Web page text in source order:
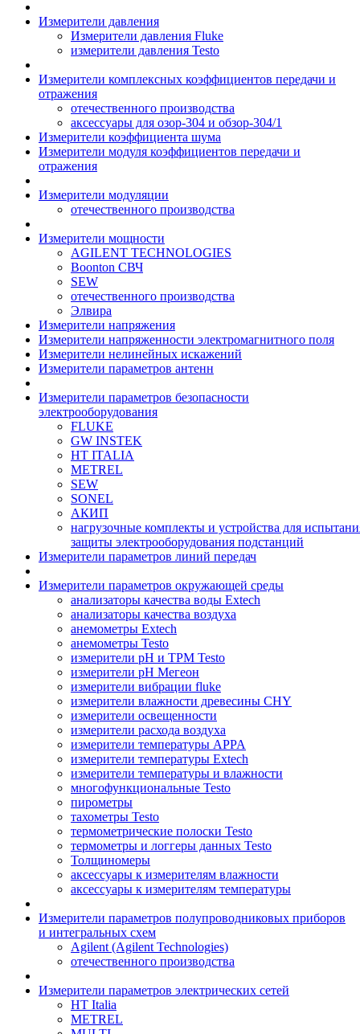
Измерители давления
Измерители давления Fluke
измерители давления Testo
Измерители комплексных коэффициентов передачи и
отражения
отечественного производства
аксессуары для озор-304 и обзор-304/1
Измерители коэффициента шума
Измерители модуля коэффициентов передачи и
отражения
Измерители модуляции
отечественного производства
Измерители мощности
AGILENT TECHNOLOGIES
Boonton СВЧ
SEW
отечественного производства
Элвира
Измерители напряжения
Измерители напряженности электромагнитного поля
Измерители нелинейных искажений
Измерители параметров антенн
Измерители параметров безопасности
электрооборудования
FLUKE
GW INSTEK
HT ITALIA
METREL
SEW
SONEL
АКИП
нагрузочные комплекты и устройства для
защиты электрооборудования подстанций
Измерители параметров линий передач
Измерители параметров окружающей среды
анализаторы качества воды Extech
анализаторы качества воздуха
анемометры Extech
анемометры Testo
измерители pH и ТРМ Testo
измерители pH Мегеон
измерители вибрации fluke
измерители влажности древесины CHY
измерители освещенности
измерители расхода воздуха
измерители температуры APPA
измерители температуры Extech
измерители температуры и влажности
многофункциональные Testo
пирометры
тахометры Testo
термометрические полоски Testo
термометры и логгеры данных Testo
Толщиномеры
аксессуары к измерителям влажности
аксессуары к измерителям температуры
Измерители параметров полупроводниковых приборов
и интегральных схем
Agilent (Agilent Technologies)
отечественного производства
Измерители параметров электрических сетей
HT Italia
METREL